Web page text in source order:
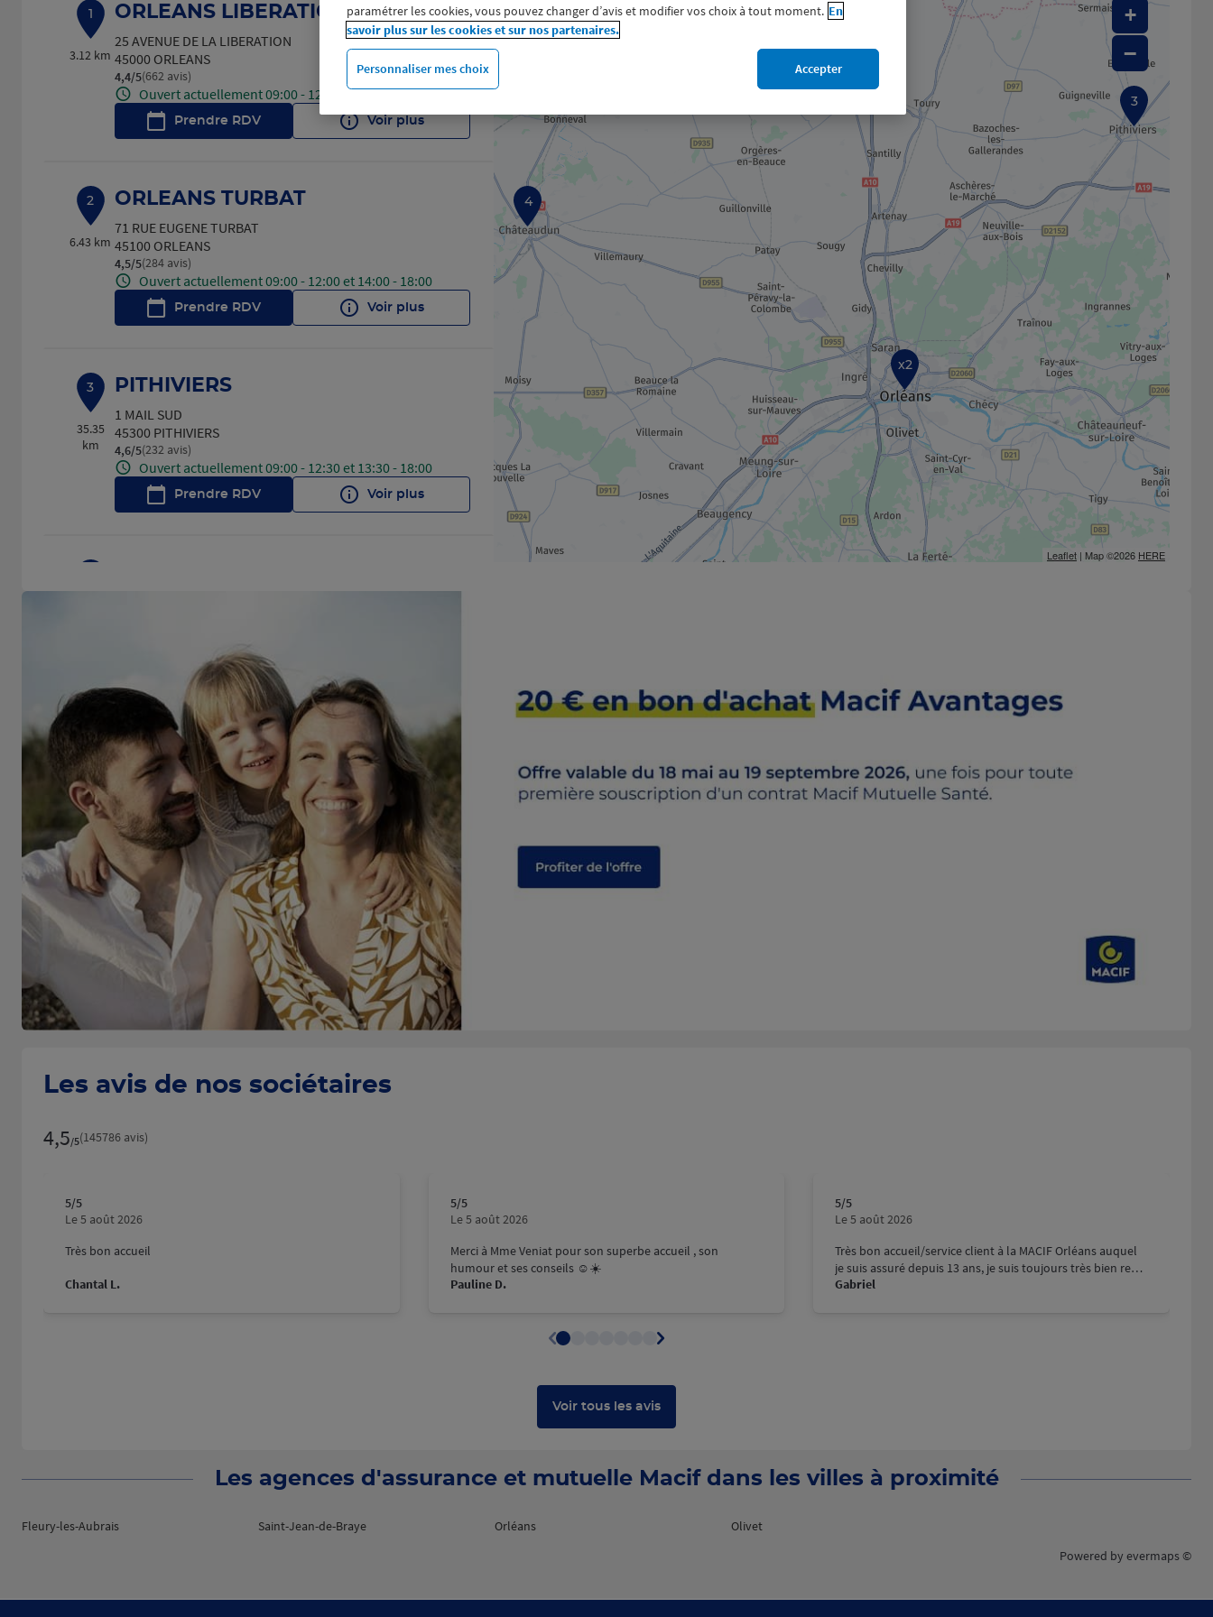
1
3.12 km
ORLEANS LIBERATION
25 AVENUE DE LA LIBERATION
45000 ORLEANS
4,4/5Note de 4.4 sur 5
(662 avis)
Ouvert actuellement 09:00 - 12:30 et 13:30 - 18:00
Prendre RDV Voir plus
2
6.43 km
ORLEANS TURBAT
71 RUE EUGENE TURBAT
45100 ORLEANS
4,5/5Note de 4.5 sur 5
(284 avis)
Ouvert actuellement 09:00 - 12:00 et 14:00 - 18:00
Prendre RDV Voir plus
3
35.35
km
PITHIVIERS
1 MAIL SUD
45300 PITHIVIERS
4,6/5Note de 4.6 sur 5
(232 avis)
Ouvert actuellement 09:00 - 12:30 et 13:30 - 18:00
Prendre RDV Voir plus
Ouvert actuellement 09:00 - 12:00 et 13:30 - 17:30
Prendre RDV Voir plus
4
3
x2
+
−
Leaflet| Map ©2026 HERE
Les avis de nos sociétaires
4,5/5Note de 4.5 sur 5
(145786 avis)
5/5
Le 5 août 2026
Très bon accueil
Chantal L.
5/5Note de 5 sur 5
Le 5 août 2026
Merci à Mme Veniat pour son superbe accueil , son
humour et ses conseils ☺️☀️
Pauline D.
5/5
Le 5 août 2026
Très bon accueil/service client à la MACIF Orléans auquel
je suis assuré depuis 13 ans, je suis toujours très bien reçu,
le personnel est aimable, à l'écoute et prend le temps. J'ai
Gabriel
Voir tous les avis
Les agences d'assurance et mutuelle Macif dans les villes à proximité
Fleury-les-Aubrais Saint-Jean-de-Braye Orléans
Olivet
Powered by evermaps ©
paramétrer les cookies, vous pouvez changer d’avis et modifier vos choix à tout moment. En
savoir plus sur les cookies et sur nos partenaires.
Personnaliser mes choix Accepter